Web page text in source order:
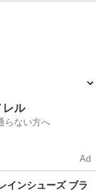
レル
らない方へ
Ad
ンシューズ ブラ